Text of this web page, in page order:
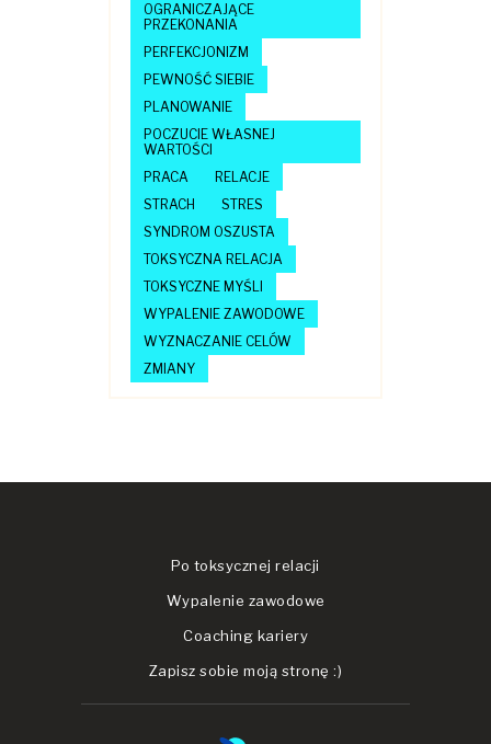
OGRANICZAJĄCE
PRZEKONANIA
PERFEKCJONIZM
PEWNOŚĆ SIEBIE
PLANOWANIE
POCZUCIE WŁASNEJ
WARTOŚCI
PRACA
RELACJE
STRACH
STRES
SYNDROM OSZUSTA
TOKSYCZNA RELACJA
TOKSYCZNE MYŚLI
WYPALENIE ZAWODOWE
WYZNACZANIE CELÓW
ZMIANY
Po toksycznej relacji
Wypalenie zawodowe
Coaching kariery
Zapisz sobie moją stronę :)